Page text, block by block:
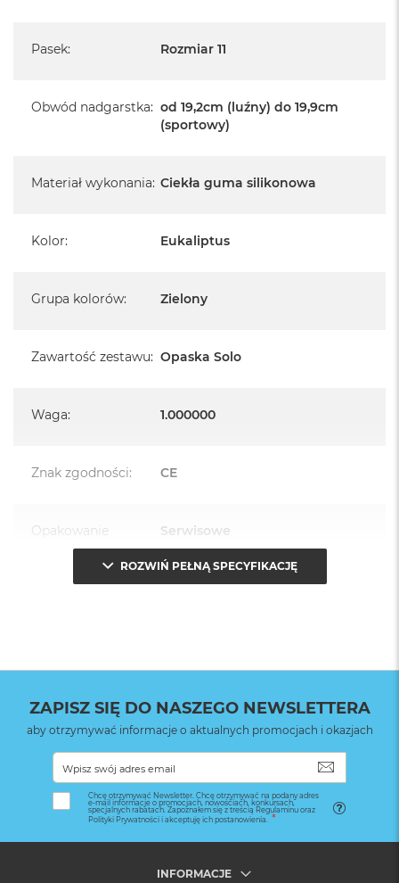
Pasek: Rozmiar 11
Obwód nadgarstka: od 19,2cm (luźny) do 19,9cm
(sportowy)
Materiał wykonania: Ciekła guma silikonowa
Kolor: Eukaliptus
Grupa kolorów: Zielony
Zawartość zestawu: Opaska Solo
Waga: 1.000000
Znak zgodności: CE
Opakowanie
(pudełko):
Serwisowe
ROZWIŃ PEŁNĄ SPECYFIKACJĘ
ZAPISZ SIĘ DO NASZEGO NEWSLETTERA
aby otrzymywać informacje o aktualnych promocjach i okazjach
Chcę otrzymywać Newsletter. Chcę otrzymywać na podany adres
e-mail informacje o promocjach, nowościach, konkursach,
specjalnych rabatach. Zapoznałem się z treścią Regulaminu oraz
Polityki Prywatności i akceptuję ich postanowienia.
INFORMACJE